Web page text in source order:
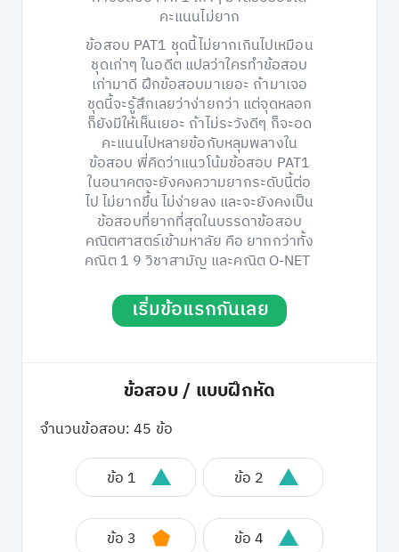
คะแนนไม่ยาก
ข้อสอบ PAT1 ชุดนี้ไม่ยากเกินไปเหมือน
ชุดเก่าๆ ในอดีต แปลว่าใครทำข้อสอบ
เก่ามาดี ฝึกข้อสอบมาเยอะ ถ้ามาเจอ
ชุดนี้จะรู้สึกเลยว่าง่ายกว่า แต่จุดหลอก
ก็ยังมีให้เห็นเยอะ ถ้าไม่ระวังดีๆ ก็จะอด
คะแนนไปหลายข้อกับหลุมพลางใน
ข้อสอบ พี่คิดว่าแนวโน้มข้อสอบ PAT1
ในอนาคตจะยังคงความยากระดับนี้ต่อ
ไป ไม่ยากขึ้น ไม่ง่ายลง และจะยังคงเป็น
ข้อสอบที่ยากที่สุดในบรรดาข้อสอบ
คณิตศาสตร์เข้ามหาลัย คือ ยากกว่าทั้ง
คณิต 1 9 วิชาสามัญ และคณิต O-NET
เริ่มข้อแรกกันเลย
ข้อสอบ / แบบฝึกหัด
จำนวนข้อสอบ: 45 ข้อ
ข้อ 1 ข้อ 2
ข้อ 3 ข้อ 4